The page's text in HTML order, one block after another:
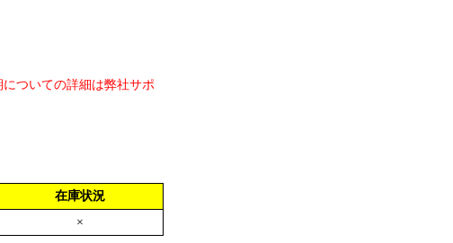
ついての詳細は弊社サポ
在庫状況
×